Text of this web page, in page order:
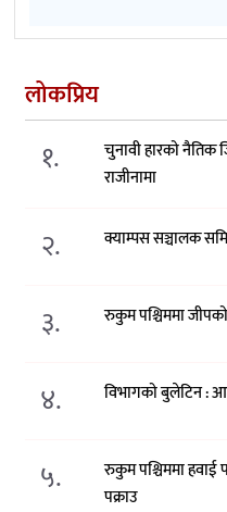
लोकप्रिय
१.
चुनावी हारको नैतिक
राजीनामा
२. क्याम्पस सञ्चालक
३. रुकुम पश्चिममा
४. विभागको बुलेटिन :
५.
रुकुम पश्चिममा
पक्राउ